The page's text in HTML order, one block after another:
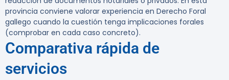
provincia conviene valorar experiencia en Derecho Foral
gallego cuando la cuestión tenga implicaciones forales
(comprobar en cada caso concreto).
Comparativa rápida de
servicios